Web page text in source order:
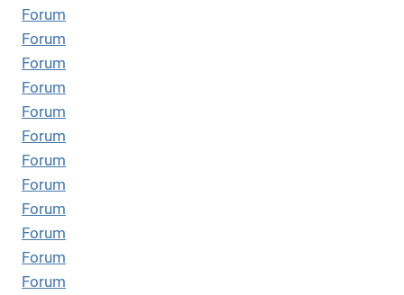
Forum
Forum
Forum
Forum
Forum
Forum
Forum
Forum
Forum
Forum
Forum
Forum